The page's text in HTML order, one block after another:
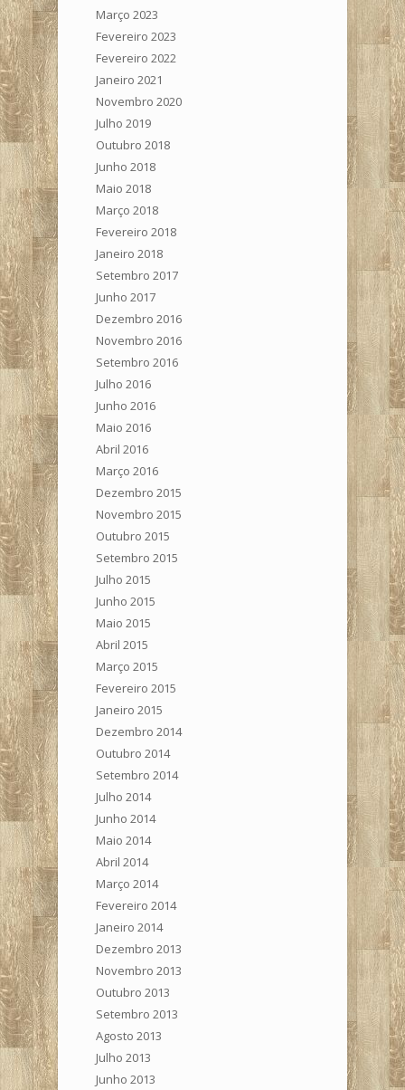
Março 2023
Fevereiro 2023
Fevereiro 2022
Janeiro 2021
Novembro 2020
Julho 2019
Outubro 2018
Junho 2018
Maio 2018
Março 2018
Fevereiro 2018
Janeiro 2018
Setembro 2017
Junho 2017
Dezembro 2016
Novembro 2016
Setembro 2016
Julho 2016
Junho 2016
Maio 2016
Abril 2016
Março 2016
Dezembro 2015
Novembro 2015
Outubro 2015
Setembro 2015
Julho 2015
Junho 2015
Maio 2015
Abril 2015
Março 2015
Fevereiro 2015
Janeiro 2015
Dezembro 2014
Outubro 2014
Setembro 2014
Julho 2014
Junho 2014
Maio 2014
Abril 2014
Março 2014
Fevereiro 2014
Janeiro 2014
Dezembro 2013
Novembro 2013
Outubro 2013
Setembro 2013
Agosto 2013
Julho 2013
Junho 2013